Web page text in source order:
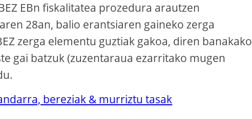
EBn fiskalitatea prozedura arautzen
28an, balio erantsiaren gaineko zerga
zerga elementu guztiak gakoa, diren banakako
gai batzuk (zuzentaraua ezarritako mugen
bereziak & murriztu tasak